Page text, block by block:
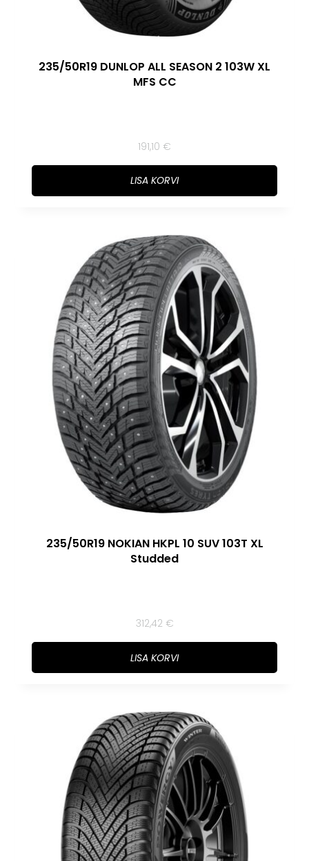
235/50R19 DUNLOP ALL SEASON 2 103W XL
MFS CC
191,10 €
LISA KORVI
235/50R19 NOKIAN HKPL 10 SUV 103T XL
Studded
312,42 €
LISA KORVI